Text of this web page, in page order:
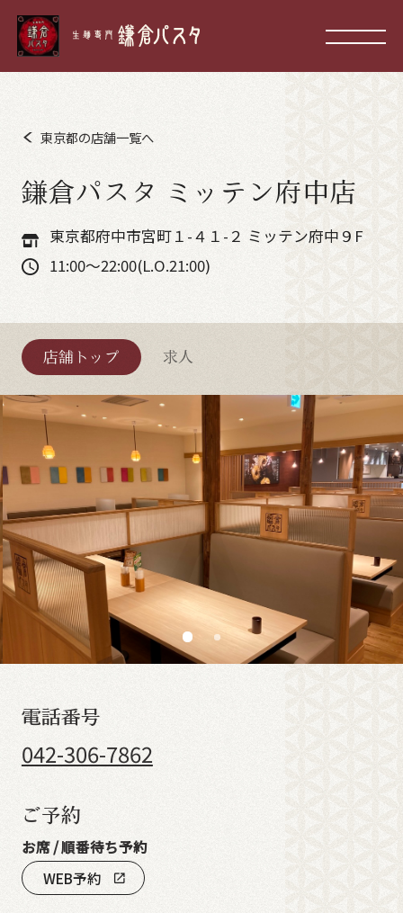
東京都の店舗一覧へ
鎌倉パスタ ミッテン府中店
東京都府中市宮町１-４１-２ ミッテン府中９F
11:00～22:00(L.O.21:00)
店舗トップ 求人
電話番号
042-306-7862
ご予約
お席 / 順番待ち予約
WEB予約
open_in_new